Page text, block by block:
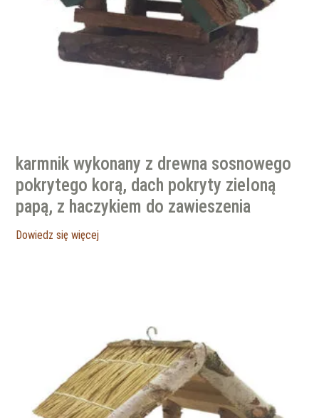
karmnik wykonany z drewna sosnowego
pokrytego korą, dach pokryty zieloną
papą, z haczykiem do zawieszenia
Dowiedz się więcej